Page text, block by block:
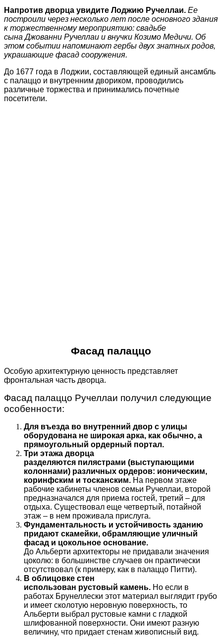
Напротив дворца увидите Лоджию Ручеллаи. Ее
построили через несколько лет после основного здания
к торжественному мероприятию: свадьбе
сына Джованни Ручеллаи и внучки Козимо Медичи. Об
этом событии напоминают гербы двух знатных родов,
украшающие фасад сооружения.
До 1677 года в Лоджии, составляющей единый ансамбль
с палаццо и внутренним двориком, проводились
различные торжества и принимались почетные
посетители.
Фасад палаццо
Особую архитектурную ценность представляет
фронтальная часть дворца.
Фасад палаццо Ручеллаи получил следующие
особенности:
Для въезда во внутренний двор с улицы
оборудована не широкая арка, как обычно, а
прямоугольный ордерный портал.
Три этажа дворца
разделяются пилястрами (выступающими
колоннами) различных ордеров: ионическим,
коринфским и тосканским. На первом этаже
рабочие кабинеты членов семьи Ручеллаи, второй
предназначался для приема гостей, третий – для
отдыха. Существовал еще четвертый, потайной
этаж – в нем проживала прислуга.
Фундаментальность и устойчивость зданию
придают скамейки, обрамляющие уличный
фасад и цокольное основание.
До Альберти архитекторы не придавали значения
цоколю: в большинстве случаев он практически
отсутствовал (к примеру, как в палаццо Питти).
В облицовке стен
использован рустовый камень. Но если в
работах Брунеллески этот материал выглядит грубо
и имеет сколотую неровную поверхность, то
Альберти выбрал рустовые камни с гладкой
шлифованной поверхности. Они имеют разную
величину, что придает стенам живописный вид.